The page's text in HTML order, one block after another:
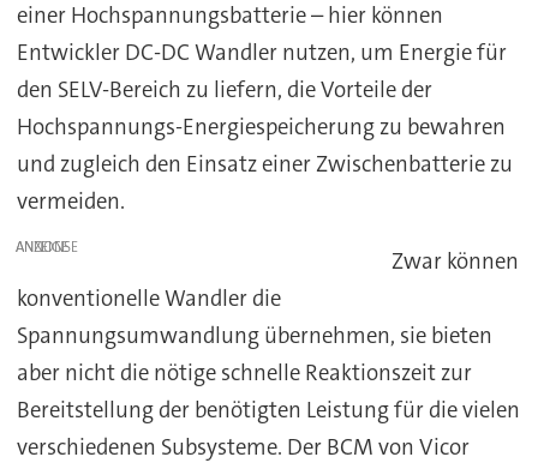
einer Hochspannungsbatterie – hier können
Entwickler DC-DC Wandler nutzen, um Energie für
den SELV-Bereich zu liefern, die Vorteile der
Hochspannungs-Energiespeicherung zu bewahren
und zugleich den Einsatz einer Zwischenbatterie zu
vermeiden.
ANZEIGE
Zwar können
konventionelle Wandler die
Spannungsumwandlung übernehmen, sie bieten
aber nicht die nötige schnelle Reaktionszeit zur
Bereitstellung der benötigten Leistung für die vielen
verschiedenen Subsysteme. Der BCM von Vicor